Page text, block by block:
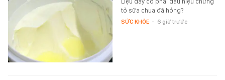
tỏ sữa chua đã hỏng?
SỨC KHỎE - 6 giờ trước